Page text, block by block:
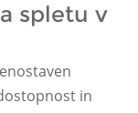
spletu v
in